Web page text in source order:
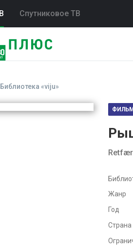
Спутниковое ТВ
Библиотека «viju»
ФИЛЬМ
Жанр
Год
Страна